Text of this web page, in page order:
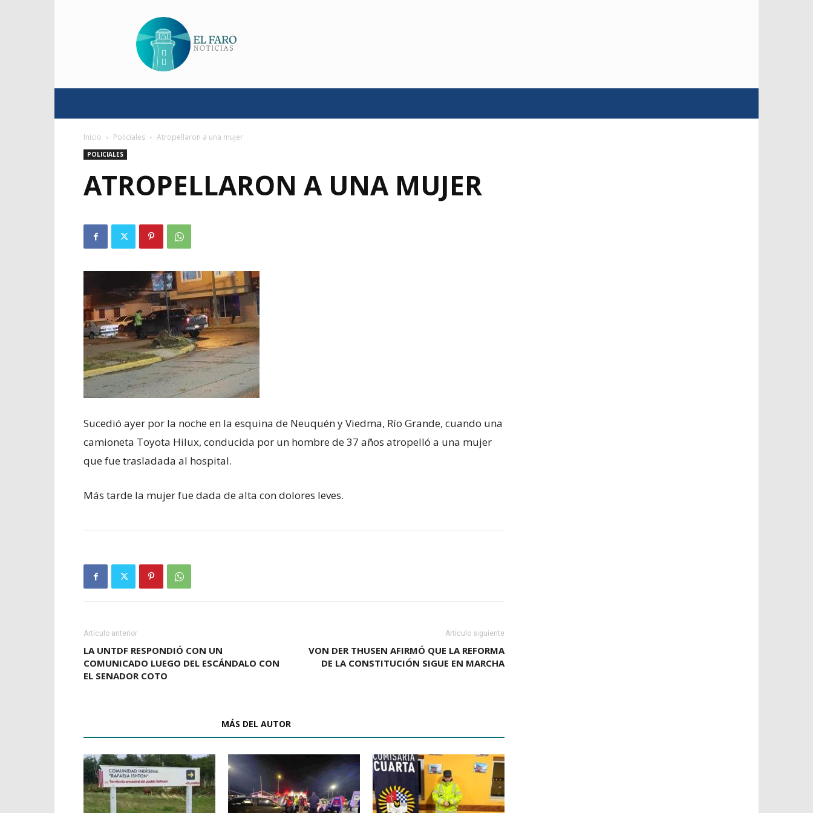
Faro
Noticias
Inicio Policiales Atropellaron a una mujer
POLICIALES
ATROPELLARON A UNA MUJER
Sucedió ayer por la noche en la esquina de Neuquén y Viedma, Río Grande, cuando una
camioneta Toyota Hilux, conducida por un hombre de 37 años atropelló a una mujer
que fue trasladada al hospital.
Más tarde la mujer fue dada de alta con dolores leves.
Artículo anterior
LA UNTDF RESPONDIÓ CON UN
COMUNICADO LUEGO DEL ESCÁNDALO CON
EL SENADOR COTO
Artículo siguiente
VON DER THUSEN AFIRMÓ QUE LA REFORMA
DE LA CONSTITUCIÓN SIGUE EN MARCHA
MÁS DEL AUTOR